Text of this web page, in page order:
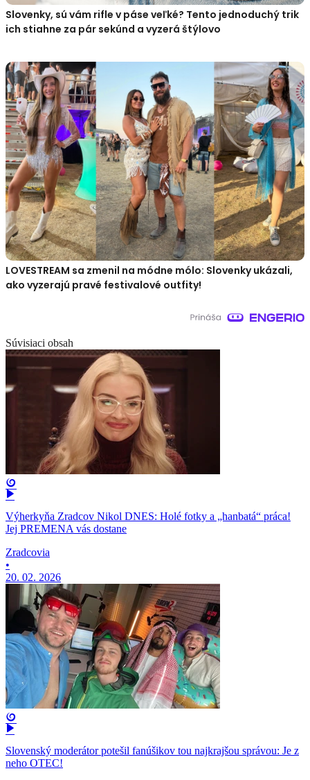
Slovenky, sú vám rifle v páse veľké? Tento jednoduchý trik
ich stiahne za pár sekúnd a vyzerá štýlovo
LOVESTREAM sa zmenil na módne mólo: Slovenky ukázali,
ako vyzerajú pravé festivalové outfity!
Súvisiaci obsah
Výherkyňa Zradcov Nikol DNES: Holé fotky a „hanbatá“ práca!
Jej PREMENA vás dostane
Zradcovia
•
20. 02. 2026
Slovenský moderátor potešil fanúšikov tou najkrajšou správou: Je z
neho OTEC!